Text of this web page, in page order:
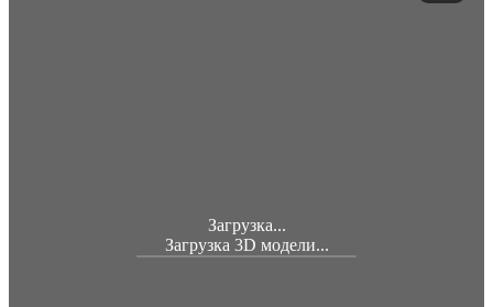
Загрузка...
Загрузка 3D модели...